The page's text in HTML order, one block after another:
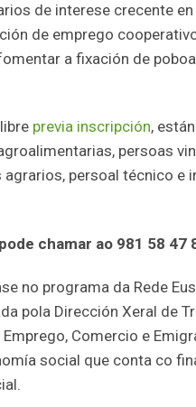
de interese crecente
de emprego
a fixación de
previa inscripción,
persoas
persoal técnico e
chamar ao 981 58 47
no programa da Rede
pola Dirección Xeral de
Comercio e
social que conta co